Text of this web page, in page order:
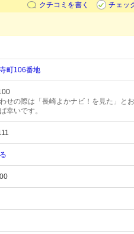
クチコミを書く
チェッ
町106番地
せの際は「長崎よかナビ！を見た」とお
幸いです。